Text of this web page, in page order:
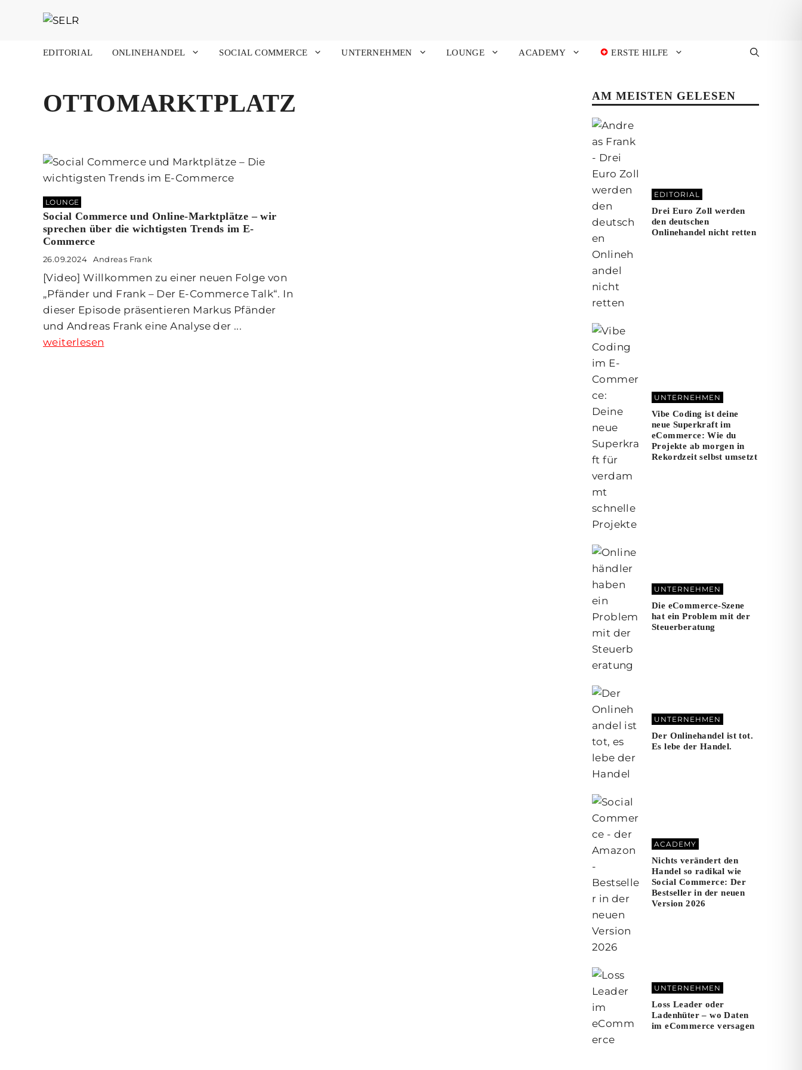
EDITORIAL ONLINEHANDEL SOCIAL COMMERCE UNTERNEHMEN LOUNGE ACADEMY ERSTE HILFE
OTTOMARKTPLATZ
LOUNGE
Social Commerce und Online-Marktplätze – wir
sprechen über die wichtigsten Trends im E-
Commerce
26.09.2024 Andreas Frank
[Video] Willkommen zu einer neuen Folge von
„Pfänder und Frank – Der E-Commerce Talk“. In
dieser Episode präsentieren Markus Pfänder
und Andreas Frank eine Analyse der ...
weiterlesen
AM MEISTEN GELESEN
EDITORIAL
Drei Euro Zoll werden
den deutschen
Onlinehandel nicht retten
UNTERNEHMEN
Vibe Coding ist deine
neue Superkraft im
eCommerce: Wie du
Projekte ab morgen in
Rekordzeit selbst umsetzt
UNTERNEHMEN
Die eCommerce-Szene
hat ein Problem mit der
Steuerberatung
UNTERNEHMEN
Der Onlinehandel ist tot.
Es lebe der Handel.
ACADEMY
Nichts verändert den
Handel so radikal wie
Social Commerce: Der
Bestseller in der neuen
Version 2026
UNTERNEHMEN
Loss Leader oder
Ladenhüter – wo Daten
im eCommerce versagen